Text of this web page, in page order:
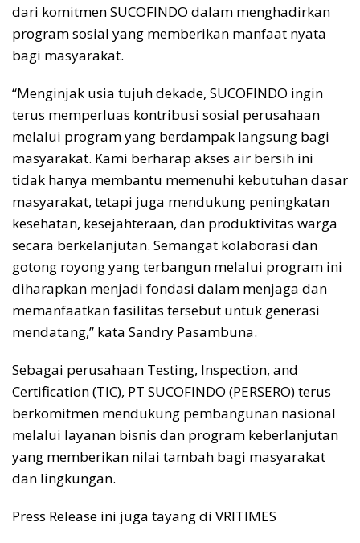
dari komitmen SUCOFINDO dalam menghadirkan
program sosial yang memberikan manfaat nyata
bagi masyarakat.
“Menginjak usia tujuh dekade, SUCOFINDO ingin
terus memperluas kontribusi sosial perusahaan
melalui program yang berdampak langsung bagi
masyarakat. Kami berharap akses air bersih ini
tidak hanya membantu memenuhi kebutuhan dasar
masyarakat, tetapi juga mendukung peningkatan
kesehatan, kesejahteraan, dan produktivitas warga
secara berkelanjutan. Semangat kolaborasi dan
gotong royong yang terbangun melalui program ini
diharapkan menjadi fondasi dalam menjaga dan
memanfaatkan fasilitas tersebut untuk generasi
mendatang,” kata Sandry Pasambuna.
Sebagai perusahaan Testing, Inspection, and
Certification (TIC), PT SUCOFINDO (PERSERO) terus
berkomitmen mendukung pembangunan nasional
melalui layanan bisnis dan program keberlanjutan
yang memberikan nilai tambah bagi masyarakat
dan lingkungan.
Press Release ini juga tayang di VRITIMES